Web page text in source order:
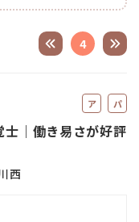
4
ア
バ
パ
ト
｜働き易さが好評
西